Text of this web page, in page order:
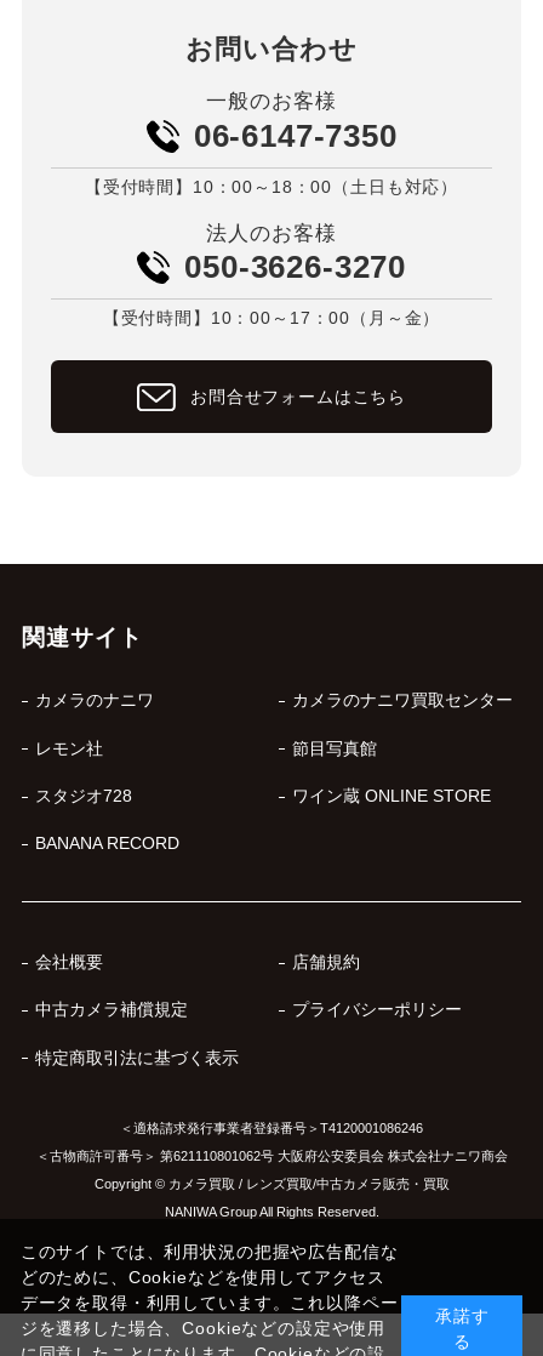
お問い合わせ
一般のお客様
06-6147-7350
【受付時間】10：00～18：00（土日も対応）
法人のお客様
050-3626-3270
【受付時間】10：00～17：00（月～金）
お問合せフォームはこちら
関連サイト
カメラのナニワ カメラのナニワ買取センター
レモン社 節目写真館
スタジオ728 ワイン蔵 ONLINE STORE
BANANA RECORD
会社概要 店舗規約
中古カメラ補償規定 プライバシーポリシー
特定商取引法に基づく表示
＜適格請求発行事業者登録番号＞T4120001086246
＜古物商許可番号＞ 第621110801062号 大阪府公安委員会 株式会社ナニワ商会
Copyright © カメラ買取 / レンズ買取/中古カメラ販売・買取
NANIWA Group All Rights Reserved.
このサイトでは、利用状況の把握や広告配信な
どのために、Cookieなどを使用してアクセス
データを取得・利用しています。これ以降ペー
ジを遷移した場合、Cookieなどの設定や使用
承諾す
る